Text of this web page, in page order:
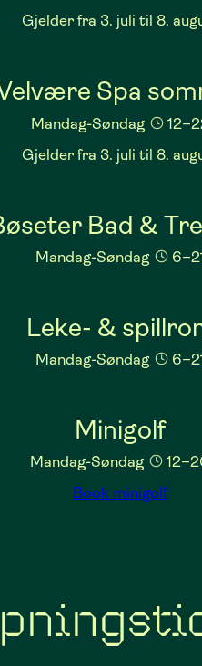
Gjelder fra 3. juli til 8.
Spa
Mandag-Søndag
Gjelder fra 3. juli til 8.
Bad &
Mandag-Søndag
Leke- &
Mandag-Søndag
Minigolf
Mandag-Søndag
Book minigolf